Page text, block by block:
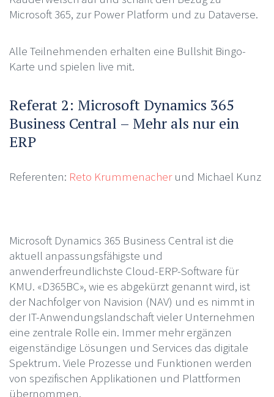
Microsoft 365, zur Power Platform und zu Dataverse.
Alle Teilnehmenden erhalten eine Bullshit Bingo-
Karte und spielen live mit.
Referat 2: Microsoft Dynamics 365
Business Central – Mehr als nur ein
ERP
Referenten: Reto Krummenacherund Michael Kunz
Microsoft Dynamics 365 Business Central ist die
aktuell anpassungsfähigste und
anwenderfreundlichste Cloud-ERP-Software für
KMU. «D365BC», wie es abgekürzt genannt wird, ist
der Nachfolger von Navision (NAV) und es nimmt in
der IT-Anwendungslandschaft vieler Unternehmen
eine zentrale Rolle ein. Immer mehr ergänzen
eigenständige Lösungen und Services das digitale
Spektrum. Viele Prozesse und Funktionen werden
von spezifischen Applikationen und Plattformen
übernommen.